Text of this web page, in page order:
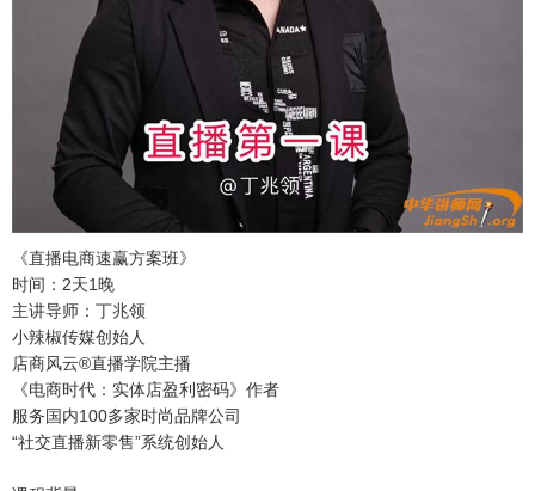
《直播电商速赢方案班》
时间：2天1晚
主讲导师：丁兆领
小辣椒传媒创始人
店商风云®直播学院主播
《电商时代：实体店盈利密码》作者
服务国内100多家时尚品牌公司
“社交直播新零售”系统创始人